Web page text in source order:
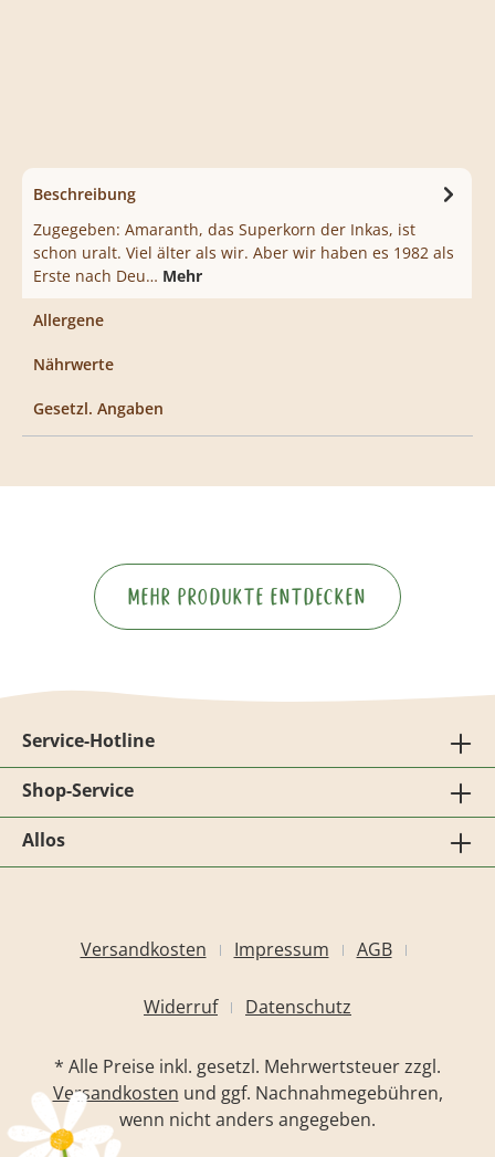
Beschreibung
Zugegeben: Amaranth, das Superkorn der Inkas, ist
schon uralt. Viel älter als wir. Aber wir haben es 1982 als
Erste nach Deu… Mehr
Allergene
Nährwerte
Gesetzl. Angaben
Mehr Produkte entdecken
Service-Hotline
Shop-Service
Allos
Versandkosten Impressum AGB
Widerruf Datenschutz
* Alle Preise inkl. gesetzl. Mehrwertsteuer zzgl.
Versandkosten und ggf. Nachnahmegebühren,
wenn nicht anders angegeben.